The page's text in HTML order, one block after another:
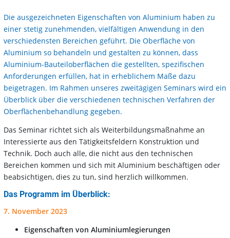
Die ausgezeichneten Eigenschaften von Aluminium haben zu
einer stetig zunehmenden, vielfältigen Anwendung in den
verschiedensten Bereichen geführt. Die Oberfläche von
Aluminium so behandeln und gestalten zu können, dass
Aluminium-Bauteiloberflächen die gestellten, spezifischen
Anforderungen erfüllen, hat in erheblichem Maße dazu
beigetragen. Im Rahmen unseres zweitägigen Seminars wird ein
Überblick über die verschiedenen technischen Verfahren der
Oberflächenbehandlung gegeben.
Das Seminar richtet sich als Weiterbildungsmaßnahme an
Interessierte aus den Tätigkeitsfeldern Konstruktion und
Technik. Doch auch alle, die nicht aus den technischen
Bereichen kommen und sich mit Aluminium beschäftigen oder
beabsichtigen, dies zu tun, sind herzlich willkommen.
Das Programm im Überblick:
7. November 2023
Eigenschaften von Aluminiumlegierungen